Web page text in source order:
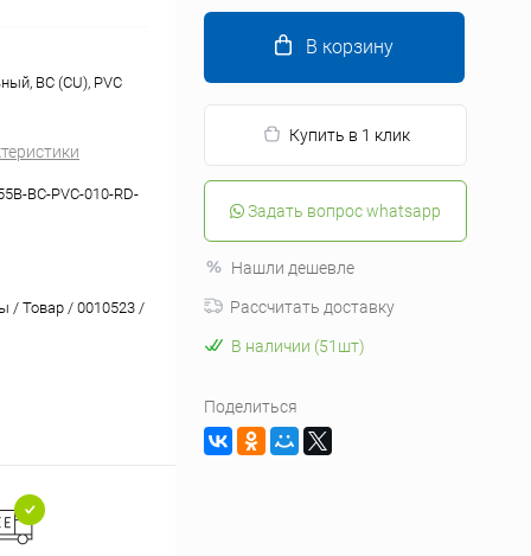
BC (CU), PVC
BC-PVC-010-RD-
/ Товар / 0010523 /
В корзину
Купить в 1 клик
Задать вопрос whatsapp
Нашли дешевле
Рассчитать доставку
В наличии (51шт)
Поделиться